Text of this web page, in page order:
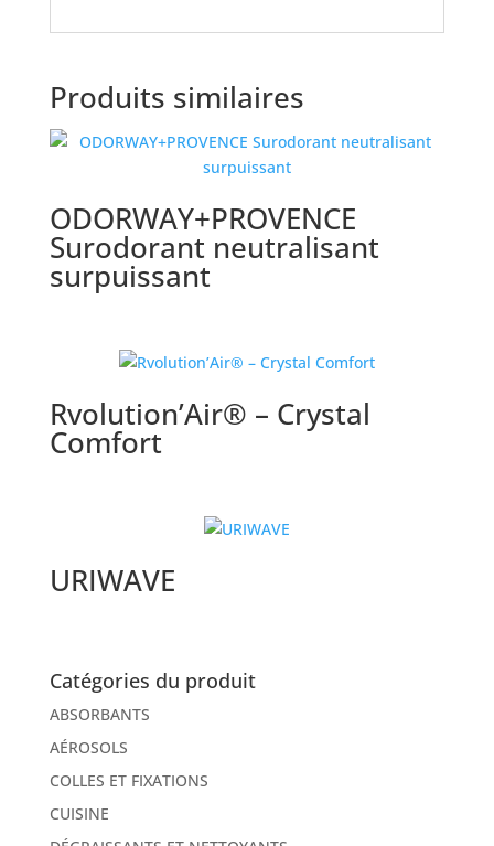
Produits similaires
ODORWAY+PROVENCE
Surodorant neutralisant
surpuissant
Rvolution’Air® – Crystal
Comfort
URIWAVE
Catégories du produit
ABSORBANTS
AÉROSOLS
COLLES ET FIXATIONS
CUISINE